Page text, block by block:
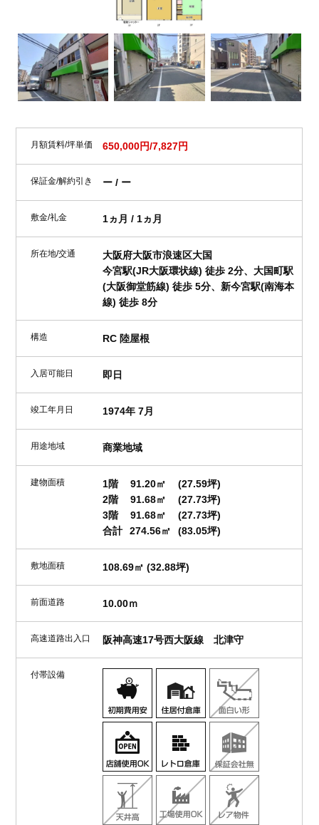
月額賃料/坪単価 650,000円/7,827円
保証金/解約引き ー / ー
敷金/礼金 1ヵ月 / 1ヵ月
所在地/交通
大阪府大阪市浪速区大国
今宮駅(JR大阪環状線) 徒歩 2分、大国町駅
(大阪御堂筋線) 徒歩 5分、新今宮駅(南海本
線) 徒歩 8分
構造 RC 陸屋根
入居可能日 即日
竣工年月日 1974年 7月
用途地域 商業地域
建物面積 1階 91.20㎡
(27.59坪)
2階
91.68㎡
(27.73坪)
3階
91.68㎡
(27.73坪)
合計
274.56㎡ (83.05坪)
敷地面積 108.69㎡ (32.88坪)
前面道路 10.00ｍ
高速道路出入口 阪神高速17号西大阪線 北津守
付帯設備